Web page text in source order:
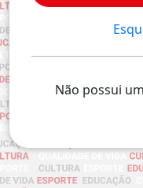
Não possui